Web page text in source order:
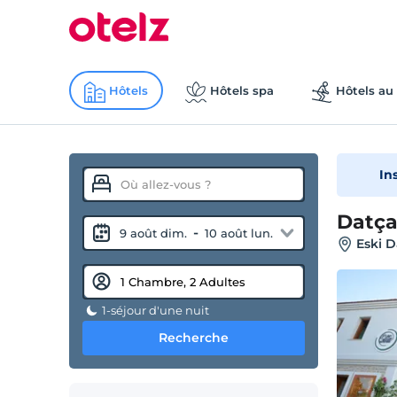
Hôtels Hôtels spa Hôtels au
9 août dim. - 10 août lun.
1-séjour d'une nuit
Recherche
Eski